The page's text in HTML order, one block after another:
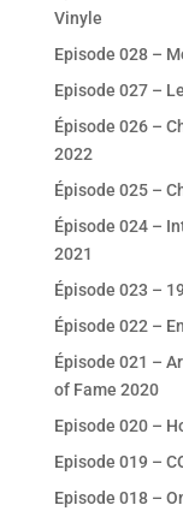
Vinyle
Episode 028 –
Episode 027 –
Épisode 026 –
2022
Épisode 025 –
Épisode 024 –
2021
Épisode 023 –
Épisode 022 –
Épisode 021 –
of Fame 2020
Episode 020 –
Episode 019 –
Episode 018 –